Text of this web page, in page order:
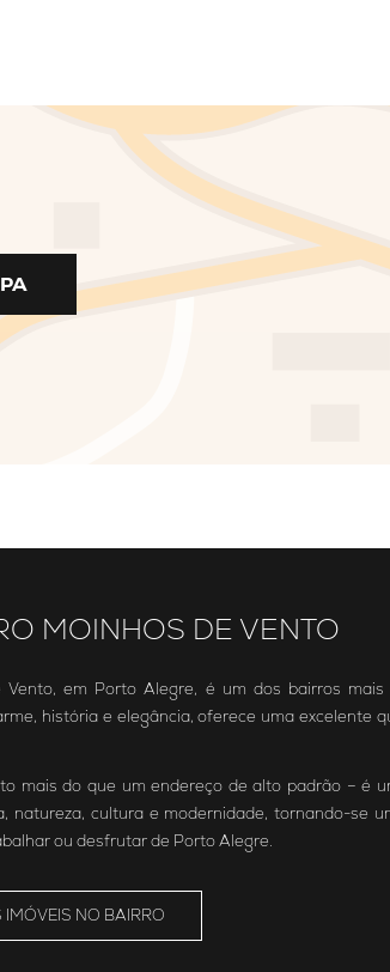
MOINHOS DE VENTO
Vento, em Porto Alegre, é um dos bairros
história e elegância, oferece uma excelente
mais do que um endereço de alto padrão – é
natureza, cultura e modernidade, tornando-se
ou desfrutar de Porto Alegre.
IMÓVEIS NO BAIRRO